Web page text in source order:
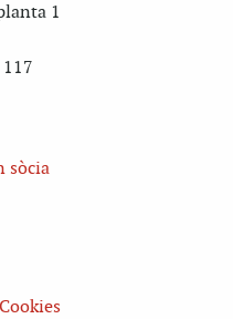
1
sòcia